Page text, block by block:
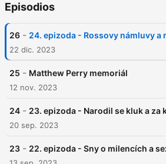
Episodios
26 - 24. epizoda - Rossovy námluvy a
22 dic. 2023
25 - Matthew Perry memoriál
12 nov. 2023
24 - 23. epizoda - Narodil se kluk a za
20 sep. 2023
23 - 22. epizoda - Sny o milencích a